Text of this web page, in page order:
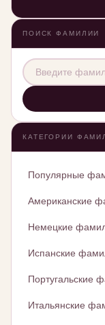
ПОИСК ФАМИЛИИ
КАТЕГОРИИ
Популярные
Американские
Немецкие
Испанские
Португальские
Итальянские